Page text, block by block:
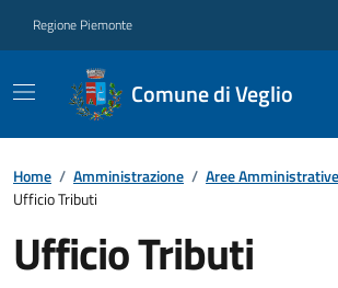
Regione Piemonte
Comune di Veglio
Home / Amministrazione / Aree Amministrative
Ufficio Tributi
Ufficio Tributi